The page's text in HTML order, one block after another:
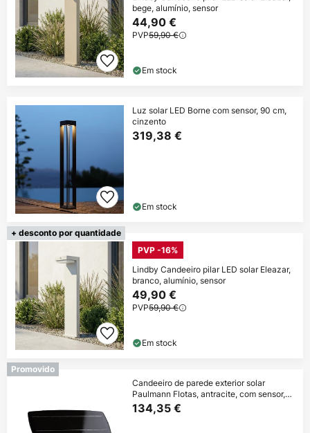
bege, alumínio, sensor
44,90 €
PVP59,90 €
Em stock
Luz solar LED Borne com sensor, 90 cm,
cinzento
319,38 €
Em stock
+ desconto por quantidade
PVP -16%
Lindby Candeeiro pilar LED solar Eleazar,
branco, alumínio, sensor
49,90 €
PVP59,90 €
Em stock
Promovido
Candeeiro de parede exterior solar
Paulmann Flotas, antracite, com sensor,
IP65
134,35 €